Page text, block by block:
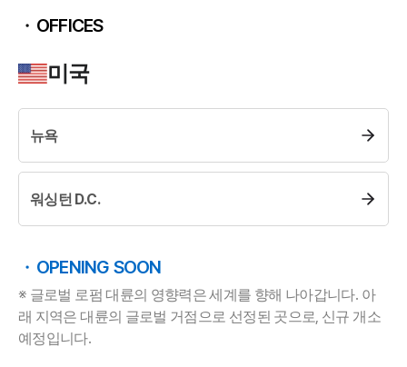
그룹소개
오시는 길
통합검색
AI대륜
OFFICES
미국
뉴욕
워싱턴 D.C.
OPENING SOON
※ 글로벌 로펌 대륜의 영향력은 세계를 향해 나아갑니다. 아
래 지역은 대륜의 글로벌 거점으로 선정된 곳으로, 신규 개소
예정입니다.